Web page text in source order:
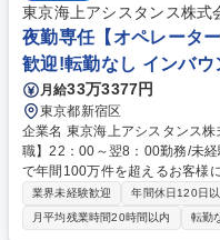
と連携しながら計上内容の確認
務のサポートでは勤怠データの
します。 【業務内容の変更範囲】当社の指
メディカルツーリズム/日中の
東京海上アシスタンス株式
夜勤専任【オペレータ
歓迎!転勤なし インバウ
月給33万3377円
東京都新宿区
企業名 東京海上アシスタンス株式会社 求人名 夜勤専任【
職】22：00～翌8：00勤務/未経験歓迎！転勤
で年間100万件を超えるお客様
動車保険加入者からの車に関
話に対応していただきます。 【詳細】自動車の故障や事故に遭われたお客
様からお電話を受け、サービス
業界未経験歓迎 年間休日120日
月平均残業時間20時間以内
転勤